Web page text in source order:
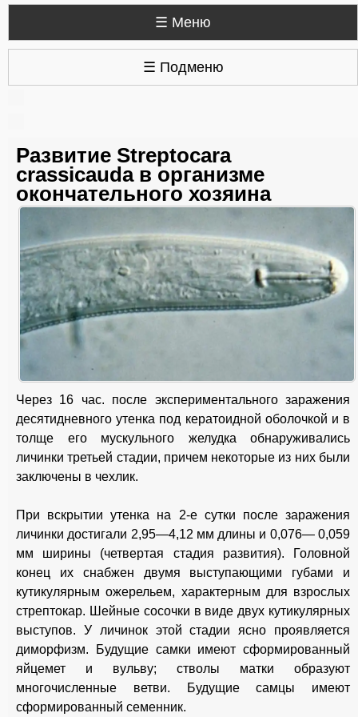
☰ Меню
☰ Подменю
Развитие Streptocara
crassicauda в организме
окончательного хозяина
Через 16 час. после экспериментального заражения
десятидневного утенка под кератоидной оболочкой и в
толще его мускульного желудка обнаруживались
личинки третьей стадии, причем некоторые из них были
заключены в чехлик.
При вскрытии утенка на 2-е сутки после заражения
личинки достигали 2,95—4,12 мм длины и 0,076— 0,059
мм ширины (четвертая стадия развития). Головной
конец их снабжен двумя выступающими губами и
кутикулярным ожерельем, характерным для взрослых
стрептокар. Шейные сосочки в виде двух кутикулярных
выступов. У личинок этой стадии ясно проявляется
диморфизм. Будущие самки имеют сформированный
яйцемет и вульву; стволы матки образуют
многочисленные ветви. Будущие самцы имеют
сформированный семенник.